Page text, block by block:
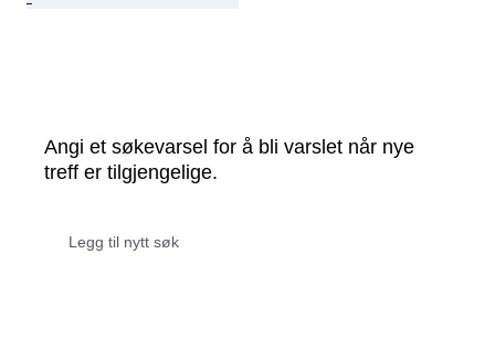
Angi et søkevarsel for å bli varslet når nye
treff er tilgjengelige.